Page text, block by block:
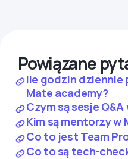
Powiązane
Ile godzin dziennie
Mate academy?
Czym są sesje
Kim są mentorzy w
Co to jest Team
Co to są tech-